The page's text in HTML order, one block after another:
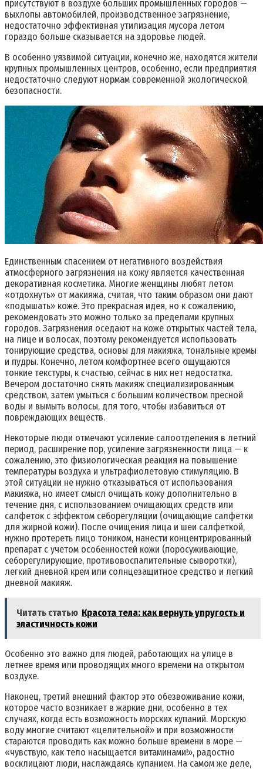
присутствуют в воздухе больших промышленных городов —
выхлопы автомобилей, производственное загрязнение,
недостаточно эффективная утилизация мусора летом
гораздо больше сказывается на здоровье людей.
В особенно уязвимой ситуации, конечно же, находятся жители
крупных промышленных центров, особенно, если предприятия
недостаточно следуют нормам современной экологической
безопасности.
Единственным спасением от негативного воздействия
атмосферного загрязнения на кожу является качественная
декоративная косметика. Многие женщины любят летом
«отдохнуть» от макияжа, считая, что таким образом они дают
«подышать» коже. Это прекрасная идея, но к сожалению,
рекомендовать это можно только за пределами крупных
городов. Загрязнения оседают на коже открытых частей тела,
на лице и волосах, поэтому рекомендуется использовать
тонирующие средства, основы для макияжа, тональные кремы
и пудры. Конечно, летом комфортнее всего ощущаются
тонкие текстуры, к счастью, сейчас в них нет недостатка.
Вечером достаточно снять макияж специализированным
средством, затем умыться с большим количеством пресной
воды и вымыть волосы, для того, чтобы избавиться от
повреждающих веществ.
Некоторые люди отмечают усиление салоотделения в летний
период, расширение пор, усиление загрязненности лица — к
сожалению, это физиологическая реакция на повышение
температуры воздуха и ультрафиолетовую стимуляцию. В
этой ситуации не нужно отказываться от использования
макияжа, но имеет смысл очищать кожу дополнительно в
течение дня, с использованием очищающих средств или
салфеток с эффектом себорегуляции (очищающие салфетки
для жирной кожи). После очищения лица и шеи салфеткой,
нужно протереть лицо тоником, нанести концентрированный
препарат с учетом особенностей кожи (поросуживающие,
себорегулирующие, противовоспалительные сыворотки),
легкий дневной крем или солнцезащитное средство и легкий
дневной макияж.
Читать статью Красота тела: как вернуть упругость и
эластичность кожи
Особенно это важно для людей, работающих на улице в
летнее время или проводящих много времени на открытом
воздухе.
Наконец, третий внешний фактор это обезвоживание кожи,
которое часто возникает в жаркие дни, особенно в тех
случаях, когда есть возможность морских купаний. Морскую
воду многие считают «целительной» и при возможности
стараются проводить как можно больше времени в море —
«чувствую, как тело насыщается витаминами!», радостно
восклицают люди, наслаждаясь купанием. На самом же деле,